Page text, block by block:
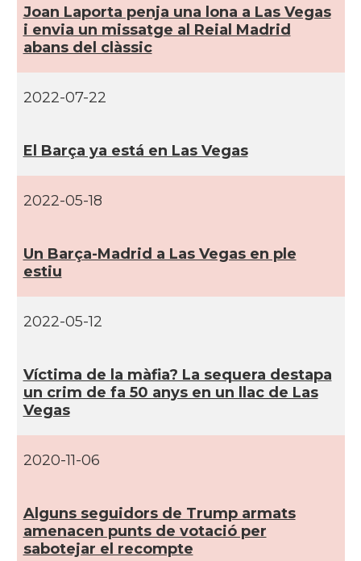
CAMON Catalans a New Orleans
CAMON CATALANS A NEW YORK
CAMON
CAMON
CAMON
CAMON Catalans a PROVIDENCE
CAMON
CAMON
Catalans a San Antonio - Texas
CAMON Catalans a San Diego
Joan Laporta penja una lona a Las Vegas
i envia un missatge al Reial Madrid
abans del clàssic
2022-07-22
El Barça ya está en Las Vegas
2022-05-18
Un Barça-Madrid a Las Vegas en ple
estiu
2022-05-12
Ví­ctima de la màfia? La sequera destapa
un crim de fa 50 anys en un llac de Las
Vegas
2020-11-06
Alguns seguidors de Trump armats
amenacen punts de votació per
sabotejar el recompte